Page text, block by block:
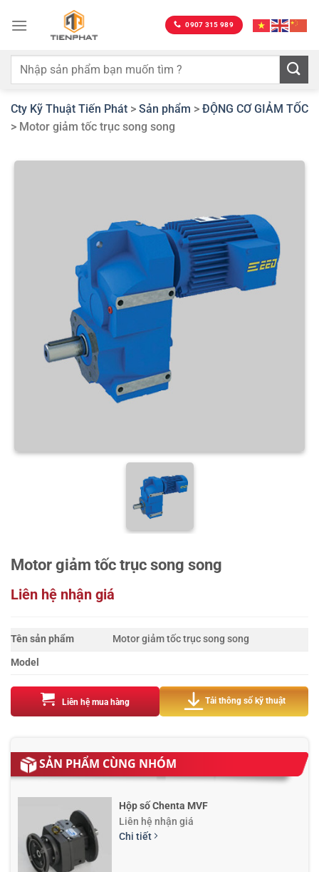
qua
dung
0907 315 989
Cty Kỹ Thuật Tiến Phát > Sản phẩm > ĐỘNG CƠ GIẢM TỐC
> Motor giảm tốc trục song song
Motor giảm tốc trục song song
Liên hệ nhận giá
Tên sản phẩm
Motor giảm tốc trục song song
Model
Liên hệ mua hàng Tải thông số kỹ thuật
SẢN PHẨM CÙNG NHÓM
Hộp số Chenta MVF
Liên hệ nhận giá
Chi tiết